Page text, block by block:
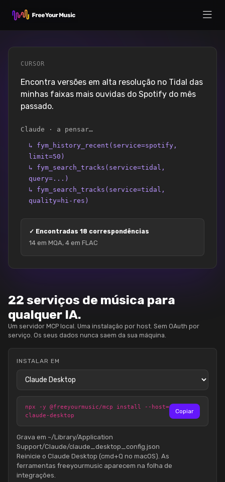
CURSOR
Encontra versões em alta resolução no Tidal das
minhas faixas mais ouvidas do Spotify do mês
passado.
Claude · a pensar…
↳ fym_history_recent(service=spotify,
limit=50)
↳ fym_search_tracks(service=tidal,
query=...)
↳ fym_search_tracks(service=tidal,
quality=hi-res)
✓ Encontradas 18 correspondências
14 em MQA, 4 em FLAC
22 serviços de música para
qualquer IA.
Um servidor MCP local. Uma instalação por host. Sem OAuth por
serviço. Os seus dados nunca saem da sua máquina.
INSTALAR EM
npx -y @freeyourmusic/mcp install --host=
claude-desktop
Copiar
Grava em ~/Library/Application
Support/Claude/claude_desktop_config.json
Reinicie o Claude Desktop (cmd+Q no macOS). As
ferramentas freeyourmusic aparecem na folha de
integrações.